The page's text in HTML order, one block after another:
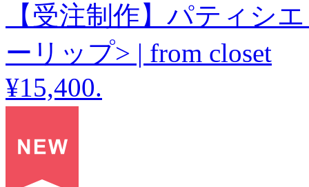
【受注制作】パティシ
ーリップ> | from closet
¥15,400.